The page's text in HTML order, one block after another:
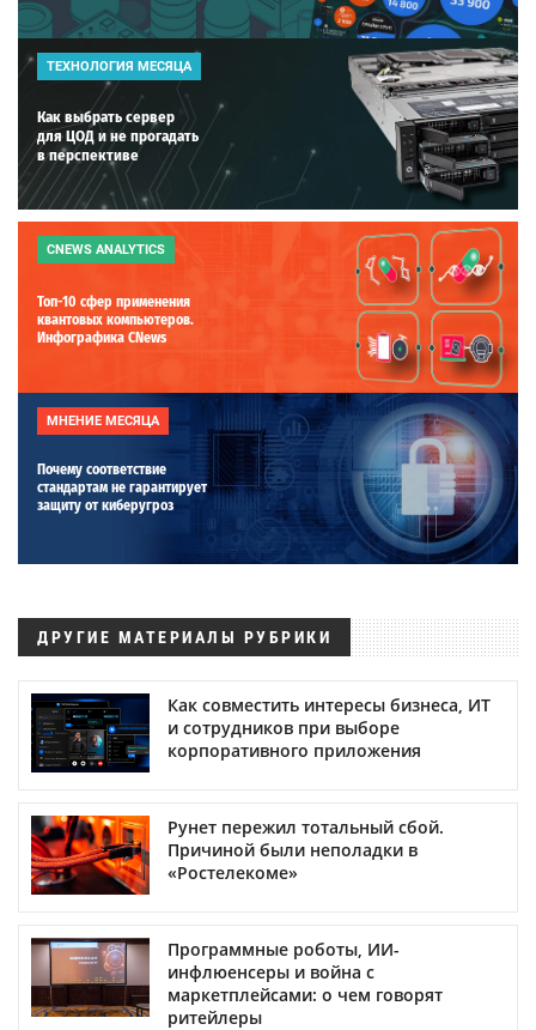
ТЕХНОЛОГИЯ МЕСЯЦА
Как выбрать сервер
для ЦОД и не прогадать
в перспективе
CNEWS ANALYTICS
Топ-10 сфер применения
квантовых компьютеров.
Инфографика CNews
МНЕНИЕ МЕСЯЦА
Почему соответствие
стандартам не гарантирует
защиту от киберугроз
ДРУГИЕ МАТЕРИАЛЫ РУБРИКИ
Как совместить интересы бизнеса, ИТ
и сотрудников при выборе
корпоративного приложения
Рунет пережил тотальный сбой.
Причиной были неполадки в
«Ростелекоме»
Программные роботы, ИИ-
инфлюенсеры и война с
маркетплейсами: о чем говорят
ритейлеры